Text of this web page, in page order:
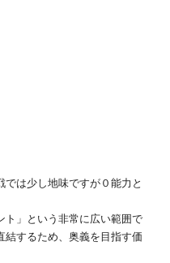
は少し地味ですが０能力と
」という非常に広い範囲で
結するため、奥義を目指す価